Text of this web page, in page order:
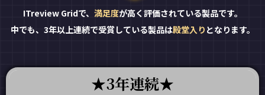
ITreview Gridで、 満足度が高く評価されている製品です。
中でも、3年以上連続で受賞している製品は殿堂入り となります。
3年連続